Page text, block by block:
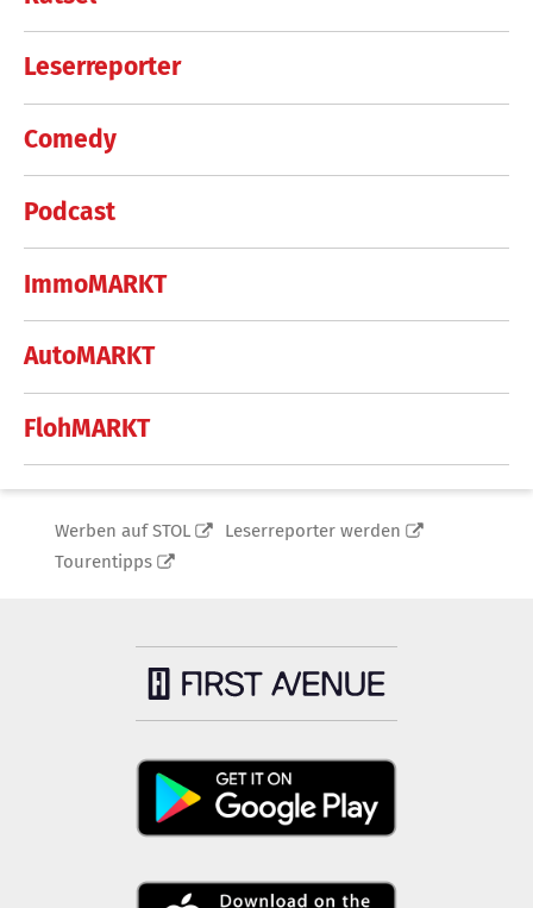
Leserreporter
Comedy
Podcast
ImmoMARKT
AutoMARKT
FlohMARKT
Werben auf STOL
Leserreporter werden
Tourentipps